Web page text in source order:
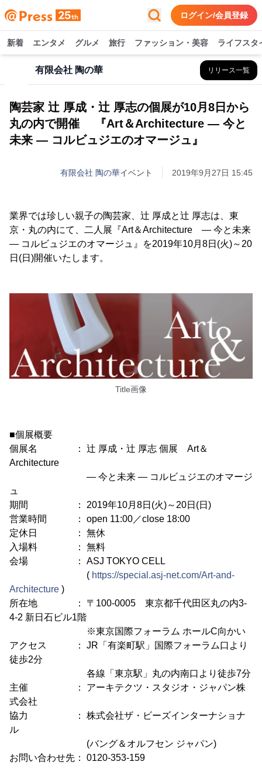
ログイン/会員登録
新着 エンタメ グルメ 旅行 ファッション・美容 ライフスタ
有限会社 陶の華 リリース一覧
陶芸家 辻 厚成・辻 厚志の個展が10月8日から
丸の内で開催 『Art＆Architecture ― 今と
未来 ― コルビュジエのオマージュ』
有限会社 陶の華イベント 2019年9月27日 15:45
業界では珍しい親子の陶芸家、辻 厚成と辻 厚志は、東
京・丸の内にて、二人展『Art＆Architecture ― 今と未来
― コルビュジエのオマージュ』を2019年10月8日(火)～20
日(日)開催いたします。
Title画像
■個展概要
個展名 ： 辻 厚成・辻 厚志 個展 Art＆
Architecture
― 今と未来 ― コルビュジエのオマージ
ュ
期間 ： 2019年10月8日(火)～20日(日)
営業時間 ： open 11:00／close 18:00
定休日 ： 無休
入場料 ： 無料
会場 ： ASJ TOKYO CELL
( https://special.asj-net.com/Art-and-
Architecture )
所在地 ： 〒100-0005 東京都千代田区丸の内3-
4-2 新日石ビル1階
※東京国際フォーラム ホールC向かい
アクセス ： JR「有楽町駅」国際フォーラム口より
徒歩2分
各線「東京駅」丸の内南口より徒歩7分
主催 ： アーキテクツ・スタジオ・ジャパン株
式会社
協力 ： 株式会社ザ・ビーズインターナショナ
ル
(バング＆オルフセン ジャパン)
お問い合わせ先： 0120-353-159